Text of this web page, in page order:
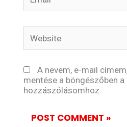
A nevem, e-mail
mentése a böngészőben
hozzászólásomhoz.